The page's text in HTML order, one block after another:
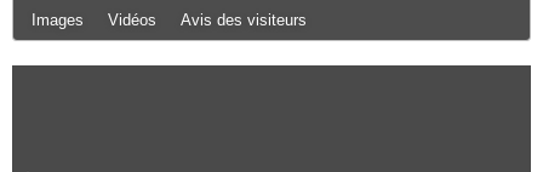
Images Vidéos Avis des visiteurs